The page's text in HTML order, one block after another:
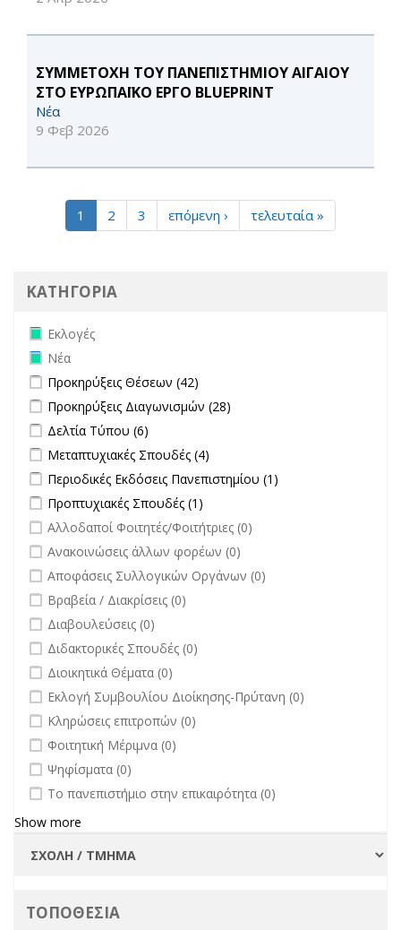
ΣΥΜΜΕΤΟΧΗ ΤΟΥ ΠΑΝΕΠΙΣΤΗΜΙΟΥ ΑΙΓΑΙΟΥ
ΣΤΟ ΕΥΡΩΠΑΪΚΟ ΕΡΓΟ BLUEPRINT
Νέα
9 Φεβ 2026
1 2 3 επόμενη › τελευταία »
ΚΑΤΗΓΟΡΙΑ
Remove Εκλογές filter
Εκλογές
Remove Νέα filter
Νέα
Apply Προκηρύξεις Θέσεων filter
Προκηρύξεις Θέσεων (42)
Apply Προκηρύξεις Διαγωνισμών filter
Προκηρύξεις Διαγωνισμών (28)
Apply Δελτία Τύπου filter
Δελτία Τύπου (6)
Apply Μεταπτυχιακές Σπουδές filter
Μεταπτυχιακές Σπουδές (4)
Apply Περιοδικές Εκδόσεις Πανεπιστημίου filter
Περιοδικές Εκδόσεις Πανεπιστημίου (1)
Apply Προπτυχιακές Σπουδές filter
Προπτυχιακές Σπουδές (1)
undefined
Αλλοδαποί Φοιτητές/Φοιτήτριες (0)
undefined
Ανακοινώσεις άλλων φορέων (0)
undefined
Αποφάσεις Συλλογικών Οργάνων (0)
undefined
Βραβεία / Διακρίσεις (0)
undefined
Διαβουλεύσεις (0)
undefined
Διδακτορικές Σπουδές (0)
undefined
Διοικητικά Θέματα (0)
undefined
Εκλογή Συμβουλίου Διοίκησης-Πρύτανη (0)
undefined
Κληρώσεις επιτροπών (0)
undefined
Φοιτητική Μέριμνα (0)
undefined
Ψηφίσματα (0)
undefined
Το πανεπιστήμιο στην επικαιρότητα (0)
Show more
ΤΟΠΟΘΕΣΙΑ